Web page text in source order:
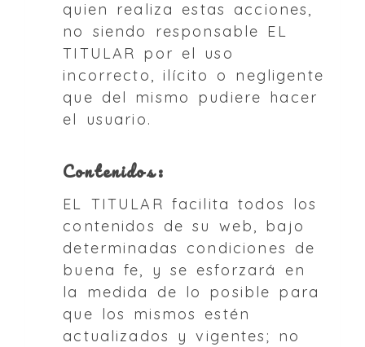
quien realiza estas acciones,
no siendo responsable EL
TITULAR por el uso
incorrecto, ilícito o negligente
que del mismo pudiere hacer
el usuario.
Contenidos:
EL TITULAR facilita todos los
contenidos de su web, bajo
determinadas condiciones de
buena fe, y se esforzará en
la medida de lo posible para
que los mismos estén
actualizados y vigentes; no